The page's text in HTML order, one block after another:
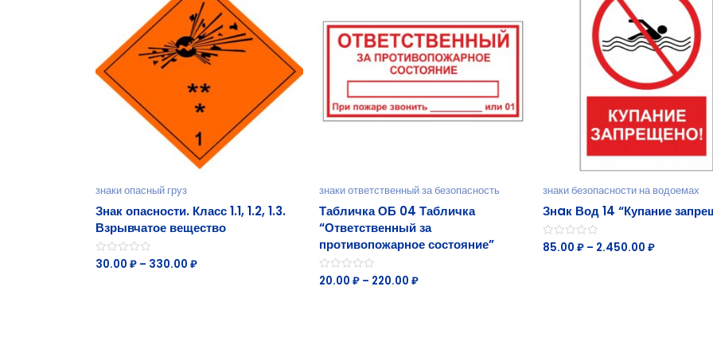
знаки опасный груз
Знак опасности. Класс 1.1, 1.2, 1.3.
Взрывчатое вещество
Оценка
0
30.00₽ – 330.00₽
знаки ответственный за безопасность
Табличка ОБ 04 Табличка
“Ответственный за
противопожарное состояние”
Оценка
0
20.00₽ – 220.00₽
знаки безопасности на водоемах
Знaк Вод 14 “Купание
Оценка
0
85.00 ₽– 2.450.00 ₽